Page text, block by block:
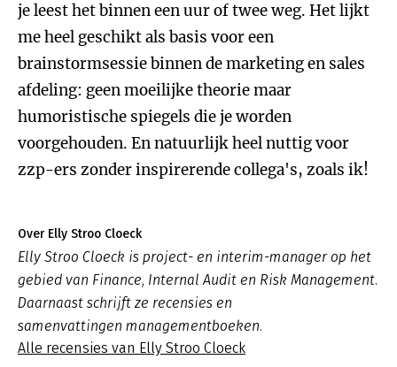
je leest het binnen een uur of twee weg. Het lijkt
me heel geschikt als basis voor een
brainstormsessie binnen de marketing en sales
afdeling: geen moeilijke theorie maar
humoristische spiegels die je worden
voorgehouden. En natuurlijk heel nuttig voor
zzp-ers zonder inspirerende collega's, zoals ik!
Over Elly Stroo Cloeck
Elly Stroo Cloeck is project- en interim-manager op het
gebied van Finance, Internal Audit en Risk Management.
Daarnaast schrijft ze recensies en
samenvattingen managementboeken.
Alle recensies van Elly Stroo Cloeck